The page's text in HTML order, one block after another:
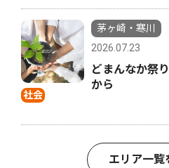
社会
茅ヶ崎・寒川
2026.07.23
どまんなか祭
から
エリア一覧